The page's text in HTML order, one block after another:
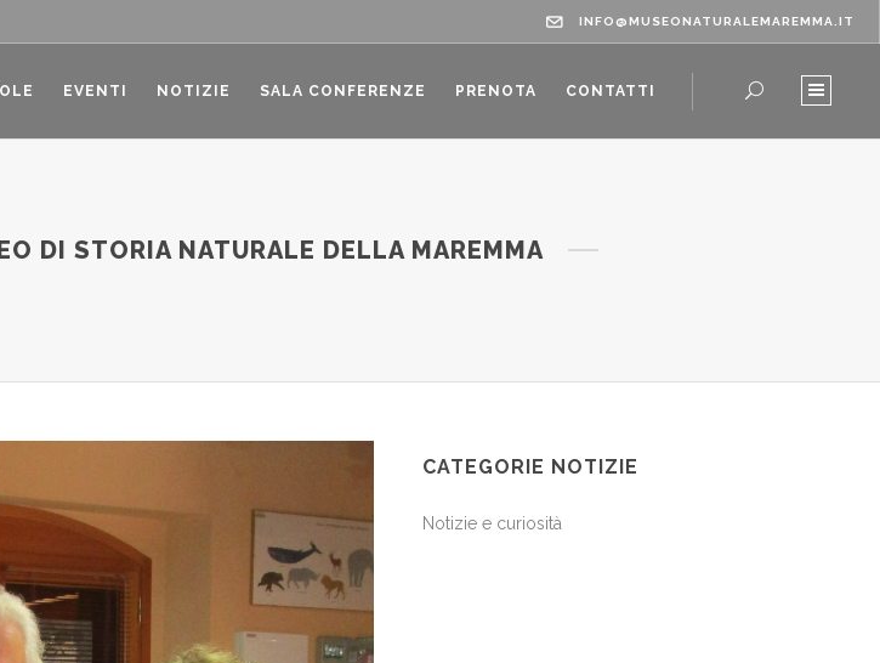
INFO@MUSEONATURALEMAREMMA.IT
EVENTI NOTIZIE SALA CONFERENZE PRENOTA CONTATTI
DI STORIA NATURALE DELLA MAREMMA
CATEGORIE NOTIZIE
Notizie e curiosità